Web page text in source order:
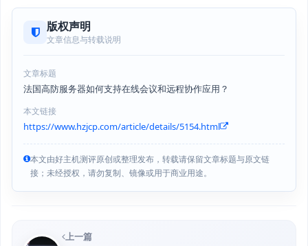
版权声明
文章信息与转载说明
文章标题
法国高防服务器如何支持在线会议和远程协作应用？
本文链接
https://www.hzjcp.com/article/details/5154.html
本文由好主机测评原创或整理发布，转载请保留文章标题与原文链
接；未经授权，请勿复制、镜像或用于商业用途。
上一篇